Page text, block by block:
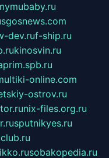
dev.ruf-ship.ru
kinosvin.ru
online.com
ostrov.ru
nix-files.org.ru
sputnikyes.ru
sobakopedia.ru